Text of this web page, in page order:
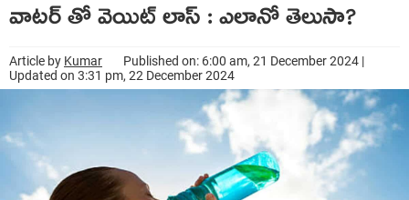
వాటర్ తో వెయిట్ లాస్ : ఎలానో తెలుసా?
Article by Kumar
Published on: 6:00 am, 21 December 2024 |
Updated on 3:31 pm, 22 December 2024